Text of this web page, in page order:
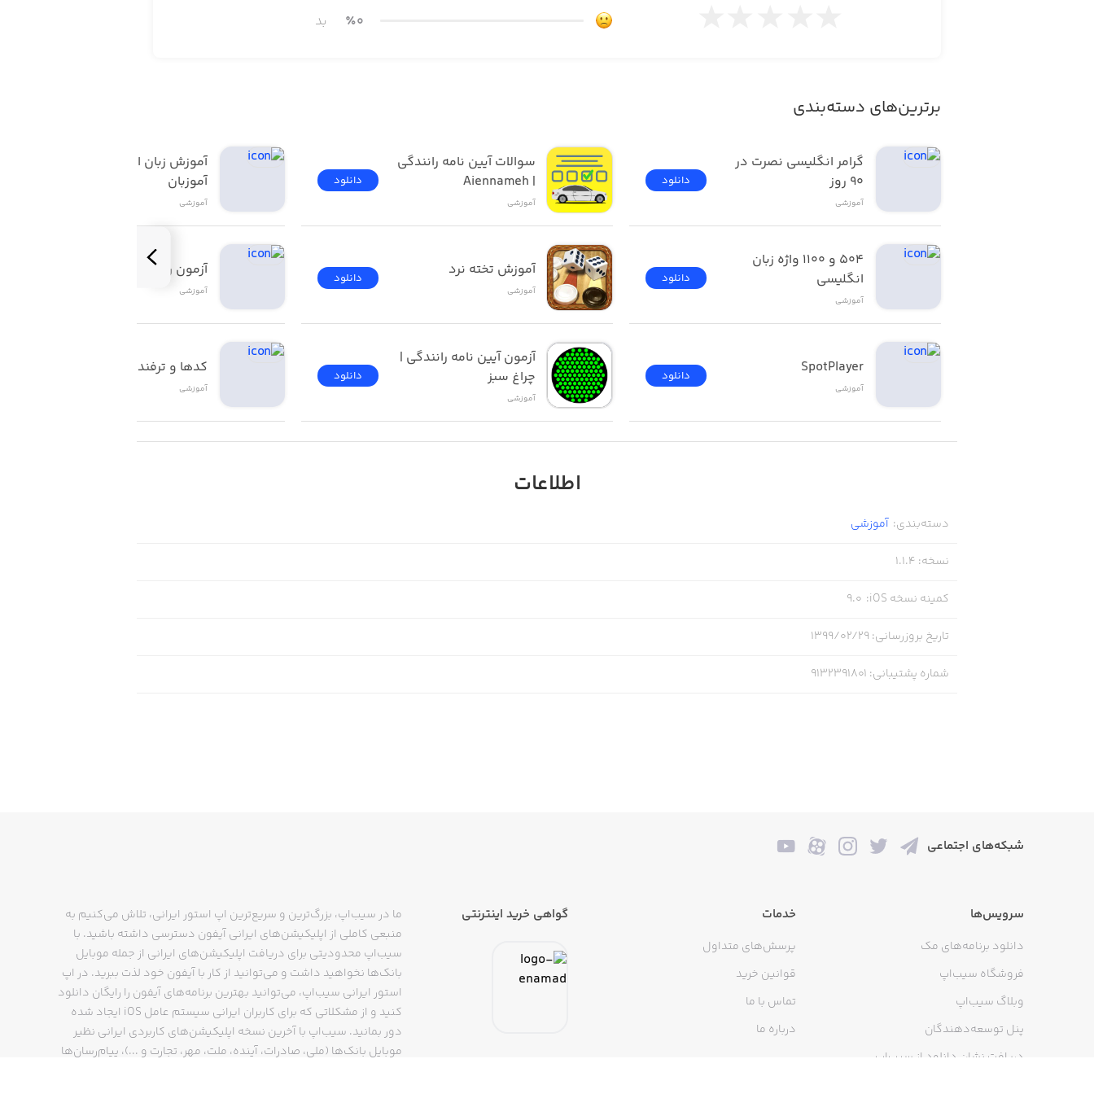
پایه شکل گیری آکادمی زبان دیپلمات بر <<تخصص و تعهد>> بوده و تیم جوان، نخبه و جاه طلب فعال در آن به این مفاهیم باور قلبی دارند.
٪0 بد
برترین‌های دسته‌بندی
٩٠ روز
آموزشی
دانلود
انگلیسی
آموزشی
دانلود
SpotPlayer
آموزشی
دانلود
| Aiennameh
آموزشی
دانلود
آموزش تخته نرد
آموزشی
دانلود
چراغ سبز
آموزشی
دانلود
آموزبان
آموزشی
آزمون راهنمایی و رانندگی
آموزشی
کدها و ترفندهای ios
آموزشی
اطلاعات
دسته‌بندی: آموزشی
نسخه:
1.1.4
کمینه نسخه iOS :
9.0
تاریخ بروزرسانی: ۱۳۹۹/۰۲/۲۹
شماره پشتیبانی:
9132391801
شبکه‌های اجتماعی
سرویس‌ها
دانلود برنامه‌های مک
فروشگاه سیب‌اپ
وبلاگ سیب‌اپ
پنل توسعه‌دهندگان
دریافت نشان دانلود از سیب‌اپ
خدمات
پرسش‌های متداول
قوانین خرید
تماس با ما
درباره ما
گواهی خرید اینترنتی
ما در سیب‌اپ، بزرگ‌ترین و سریع‌ترین اپ استور ایرانی، تلاش می‌کنیم به
منبعی کاملی از اپلیکیشن‌های ایرانی آیفون دسترسی داشته باشید. با
سیب‌اپ محدودیتی برای دریافت اپلیکیشن‌های ایرانی از جمله موبایل
بانک‌ها نخواهید داشت و می‌توانید از کار با آیفون خود لذت ببرید. در اپ
استور ایرانی سیب‌اپ، می‌توانید بهترین برنامه‌های آیفون را رایگان دانلود
کنید و از مشکلاتی که برای کاربران ایرانی سیستم عامل iOS ایجاد شده
دور بمانید. سیب‌اپ با آخرین نسخه اپلیکیشن‌های کاربردی ایرانی نظیر
موبایل بانک‌ها (ملی، صادرات، آینده، ملت، مهر، تجارت و ...)، پیام‌رسان‌ها